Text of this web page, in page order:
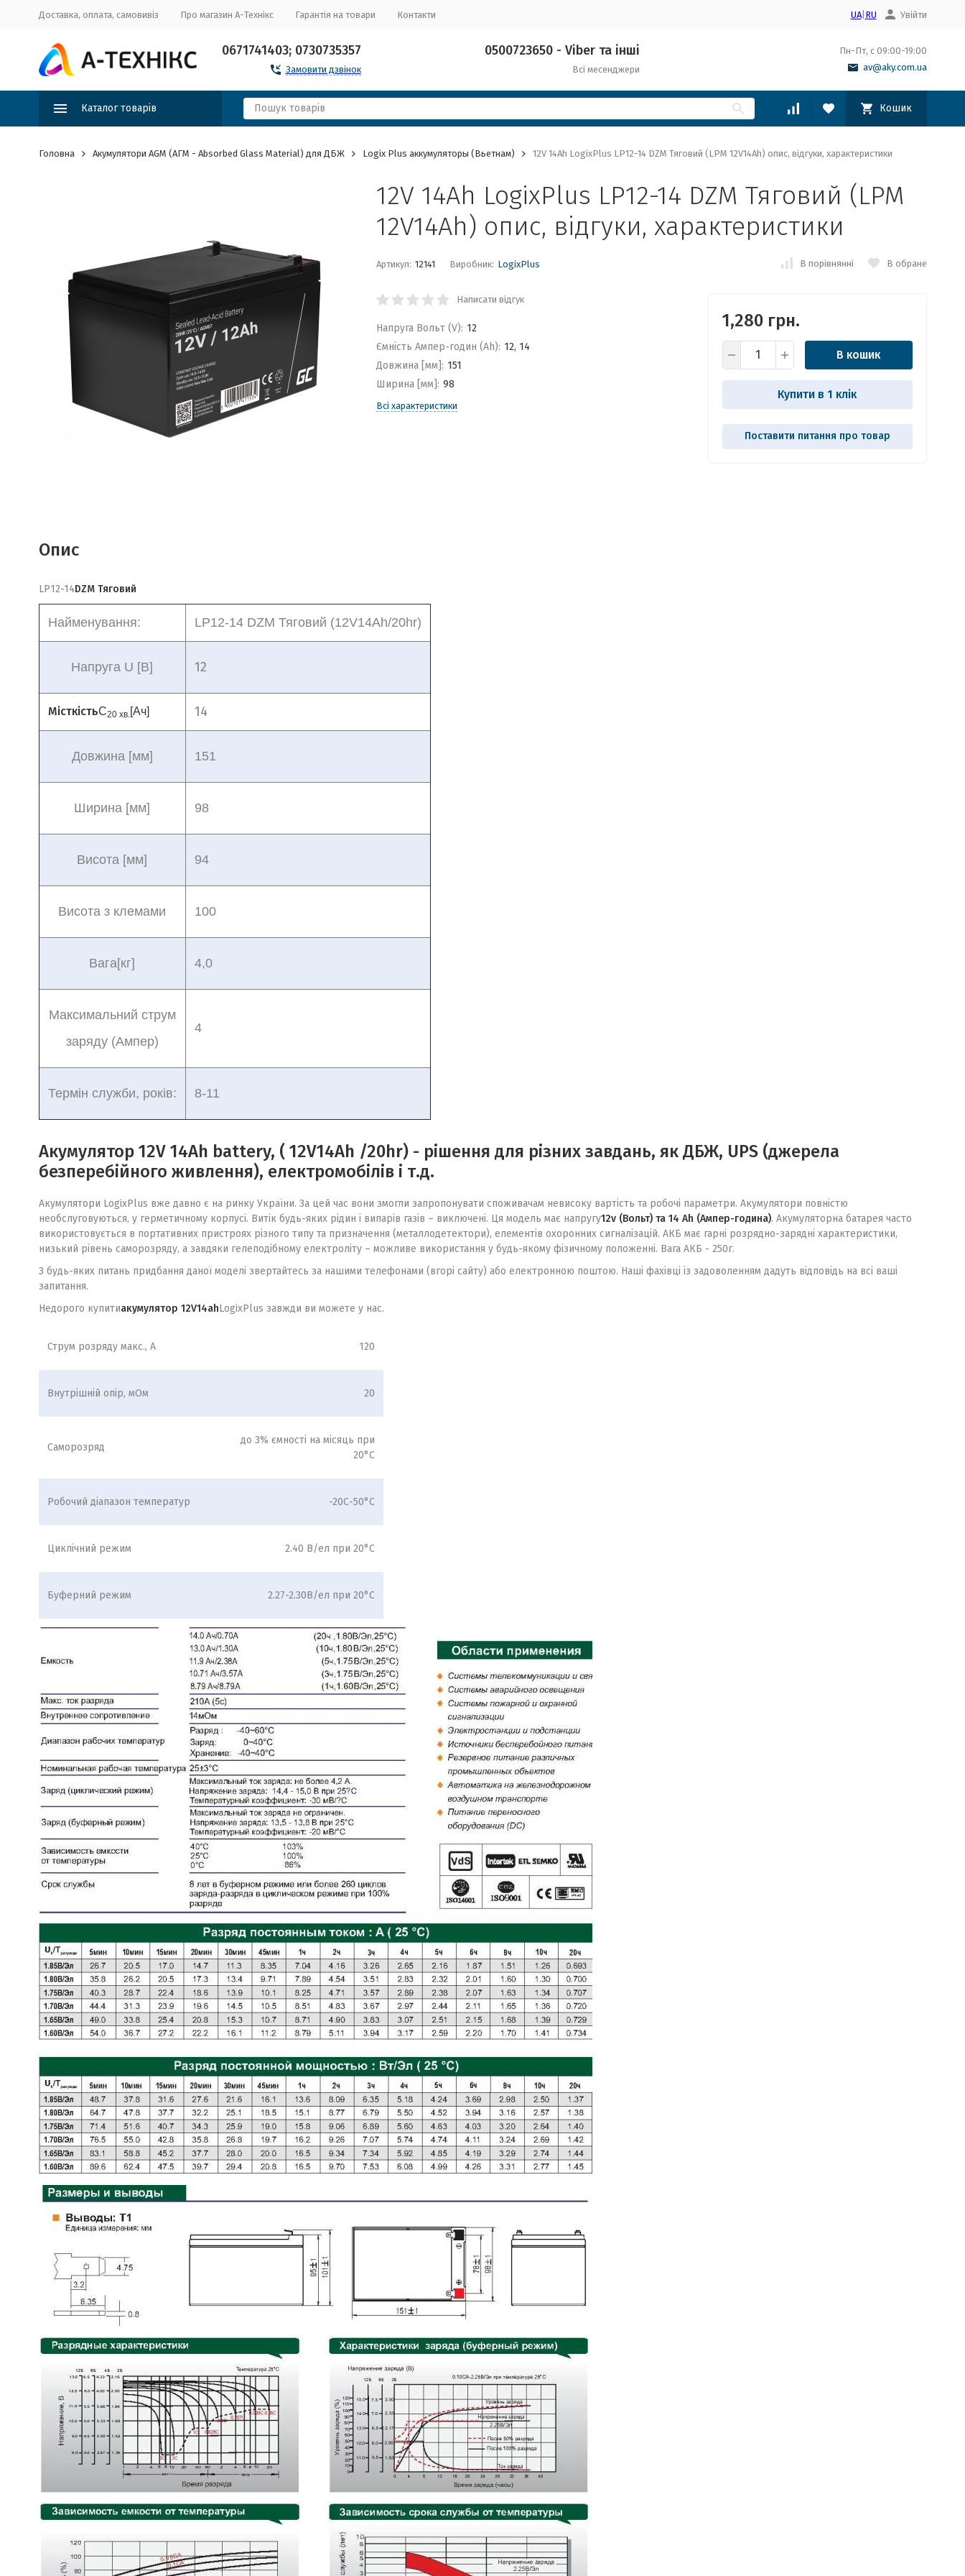
Доставка, оплата, самовивіз Про магазин А-Технікс Гарантія на товари Контакти UA| RU Увійти
0671741403; 0730735357
Замовити дзвінок
0500723650 - Viber та інші
Всі месенджери
Пн-Пт, с 09:00-19:00
av@aky.com.ua
Каталог товарів Кошик
Головна Акумулятори AGM (АГМ - Absorbed Glass Material) для ДБЖ Logix Plus аккумуляторы (Вьетнам) 12V 14Ah LogixPlus LP12-14 DZM Тяговий (LPM 12V14Ah) опис, відгуки, характеристики
12V 14Ah LogixPlus LP12-14 DZM Тяговий (LPM
12V14Ah) опис, відгуки, характеристики
Артикул: 12141 Виробник: LogixPlus В порівнянні В обране
Написати відгук
Напруга Вольт (V): 12
Ємність Ампер-годин (Ah): 12, 14
Довжина [мм]: 151
Ширина [мм]: 98
Всі характеристики
1,280 грн.
В кошик
Купити в 1 клік
Опис
LP12-14DZM Тяговий
Найменування: LP12-14 DZM Тяговий (12V14Ah/20hr)
Напруга U [В] 12
МісткістьC20 хв.[Aч] 14
Довжина [мм] 151
Ширина [мм] 98
Висота [мм] 94
Висота з клемами 100
Вага[кг] 4,0
Максимальний струм
заряду (Ампер)
4
Термін служби, років: 8-11
Акумулятор 12V 14Ah battery, ( 12V14Ah /20hr) - рішення для різних завдань, як ДБЖ, UPS (джерела
безперебійного живлення), електромобілів і т.д.
Акумулятори LogixPlus вже давно є на ринку України. За цей час вони змогли запропонувати споживачам невисоку вартість та робочі параметри. Акумулятори повністю
необслуговуються, у герметичному корпусі. Витік будь-яких рідин і випарів газів – виключені. Ця модель має напругу12v (Вольт) та 14 Ah (Ампер-година). Акумуляторна батарея часто
використовується в портативних пристроях різного типу та призначення (металлодетектори), елементів охоронних сигналізацій. АКБ має гарні розрядно-зарядні характеристики,
низький рівень саморозряду, а завдяки гелеподібному електроліту – можливе використання у будь-якому фізичному положенні. Вага АКБ - 250г.
З будь-яких питань придбання даної моделі звертайтесь за нашими телефонами (вгорі сайту) або електронною поштою. Наші фахівці із задоволенням дадуть відповідь на всі ваші
запитання.
Недорого купитиакумулятор 12V14ahLogixPlus завжди ви можете у нас.
Струм розряду макс., А 120
Внутрішній опір, мОм 20
Саморозряд
до 3% ємності на місяць при
20°С
Робочий діапазон температур -20С-50°С
Циклічний режим 2.40 В/ел при 20°С
Буферний режим 2.27-2.30В/ел при 20°С